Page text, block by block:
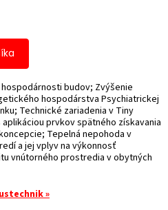
budov; Zvýšenie
hospodárstva Psychiatrickej
Technické zariadenia v Tiny
prvkov spätného získavania
Tepelná nepohoda v
a jej vplyv na výkonnosť
vnútorného prostredia v obytných
»